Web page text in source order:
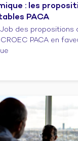
: les
PACA
des
PACA en